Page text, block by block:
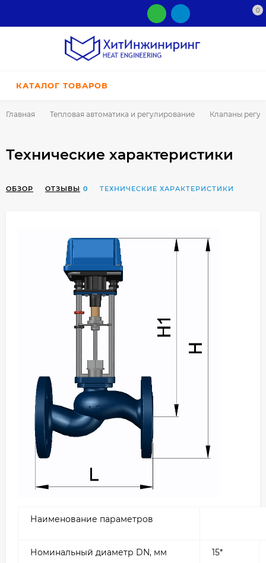
0
КАТАЛОГ ТОВАРОВ
Главная Тепловая автоматика и регулирование Клапаны
Технические характеристики
ОБЗОР ОТЗЫВЫ 0 ТЕХНИЧЕСКИЕ ХАРАКТЕРИСТИКИ
Наименование параметров
Номинальный диаметр DN, мм 15*